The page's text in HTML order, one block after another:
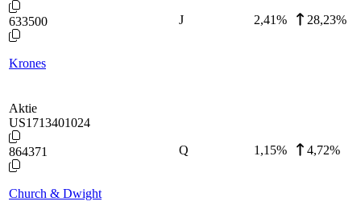
633500
Krones
J 2,41% 28,23%
Aktie
US1713401024
864371
Church & Dwight
Q 1,15% 4,72%